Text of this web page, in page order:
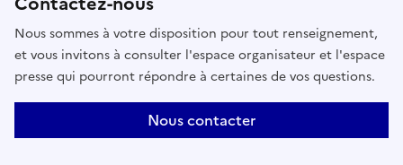
Nous sommes à votre disposition pour tout renseignement,
et vous invitons à consulter l'espace organisateur et l'espace
presse qui pourront répondre à certaines de vos questions.
Nous contacter